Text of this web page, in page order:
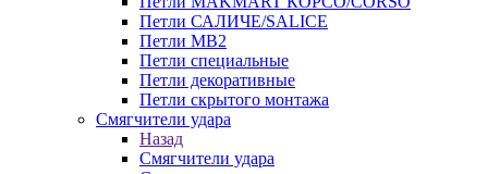
Петли САЛИЧЕ/SALICE
Петли MB2
Петли специальные
Петли декоративные
Петли скрытого монтажа
Смягчители удара
Назад
Смягчители удара